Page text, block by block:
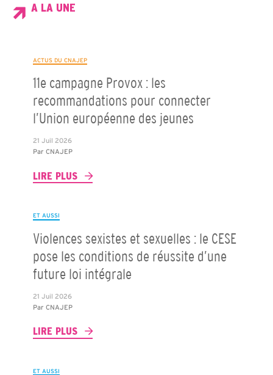
A LA UNE
ACTUS DU CNAJEP
11e campagne Provox : les
recommandations pour connecter
l’Union européenne des jeunes
21 Juil 2026
Par CNAJEP
LIRE PLUS
ET AUSSI
Violences sexistes et sexuelles : le CESE
pose les conditions de réussite d’une
future loi intégrale
21 Juil 2026
Par CNAJEP
LIRE PLUS
ET AUSSI